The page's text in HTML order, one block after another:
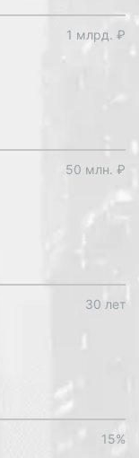
1 млрд. ₽
50 млн. ₽
30 лет
15%